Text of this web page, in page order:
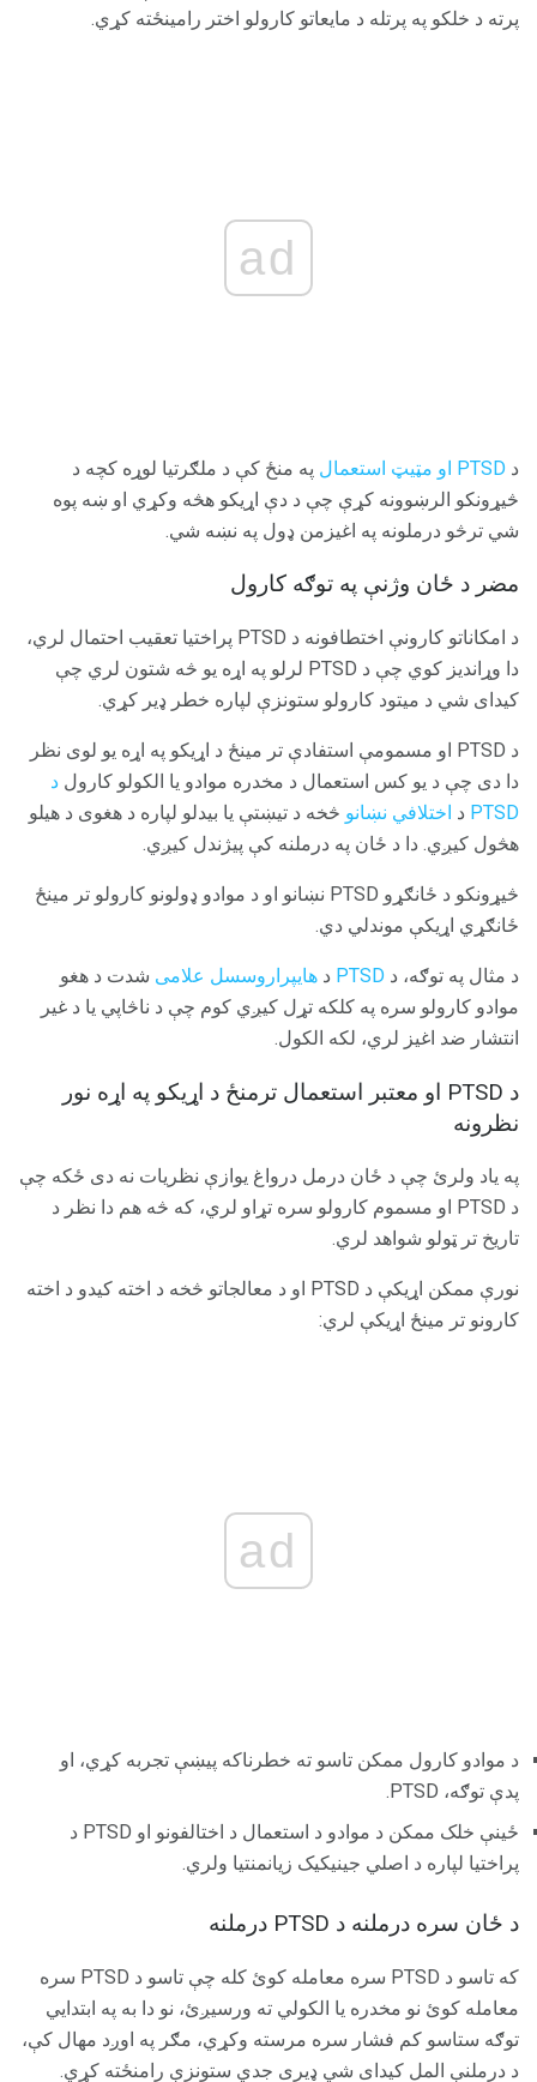
پرته د خلکو په پرتله د مايعاتو کارولو اختر رامینځته کړي.
ad
د PTSD او مټیټ استعمال
په منځ کې د ملګرتیا لوړه کچه د
څیړونکو الرښوونه کړې چې د دې اړیکو هڅه وکړي او ښه پوه
شي ترڅو درملونه په اغیزمن ډول په نښه شي.
مضر د ځان وژنې په توګه کارول
د امکاناتو کارونې اختطافونه د PTSD پراختیا تعقیب احتمال لري،
دا وړاندیز کوي چې د PTSD لرلو په اړه یو څه شتون لري چې
کیدای شي د میتود کارولو ستونزې لپاره خطر ډیر کړي.
د PTSD او مسمومې استفادې تر مینځ د اړیکو په اړه یو لوی نظر
دا دی چې د یو کس استعمال د مخدره موادو یا الکولو کارول د
PTSD د اختلافي نښانو څخه د تیښتې یا بیدلو لپاره د هغوی د هیلو
هڅول کیږي. دا د ځان په درملنه کې پیژندل کیږي.
څیړونکو د ځانګړو PTSD نښانو او د موادو ډولونو کارولو تر مینځ
ځانګړي اړیکې موندلي دي.
د مثال په توګه، د PTSD د هایپراروسسل علامی شدت د هغو
موادو کارولو سره په کلکه تړل کیږي کوم چې د ناڅاپي یا د غیر
انتشار ضد اغیز لري، لکه الکول.
د PTSD او معتبر استعمال ترمنځ د اړیکو په اړه نور
نظرونه
په یاد ولرئ چې د ځان درمل درواغ یوازې نظریات نه دی ځکه چې
د PTSD او مسموم کارولو سره تړاو لري، که څه هم دا نظر د
تاریخ تر ټولو شواهد لري.
نورې ممکن اړیکې د PTSD او د معالجاتو څخه د اخته کیدو د اخته
کارونو تر مینځ اړیکې لري:
ad
د موادو کارول ممکن تاسو ته خطرناکه پیښې تجربه کړي، او
پدې توګه، PTSD.
ځینې ​​خلک ممکن د موادو د استعمال د اختالفونو او PTSD د
پراختیا لپاره د اصلي جینیکیک زیانمنتیا ولري.
د ځان سره درملنه د PTSD درملنه
که تاسو د PTSD سره معامله کوئ کله چې تاسو د PTSD سره
معامله کوئ نو مخدره یا الکولي ته ورسیږئ، نو دا به په ابتدايي
توګه ستاسو کم فشار سره مرسته وکړي، مګر په اوږد مهال کې،
د درملنې المل کیدای شي ډیری جدي ستونزې رامنځته کړي.